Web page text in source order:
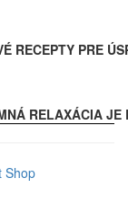
RECEPTY PRE
RELAXÁCIA JE